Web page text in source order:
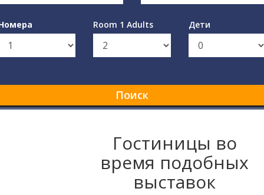
Room 1 Adults Дети
Поиск
Гостиницы во
время подобных
выставок